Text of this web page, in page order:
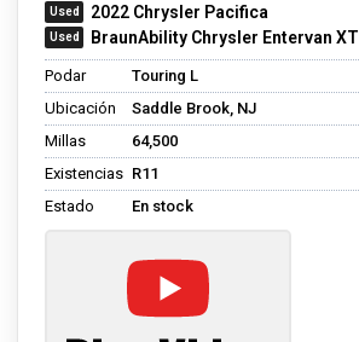
2022 Chrysler Pacifica
BraunAbility Chrysler Entervan XT
Podar
Touring L
Ubicación
Saddle Brook, NJ
Millas
64,500
Existencias R11
Estado
En stock